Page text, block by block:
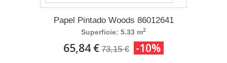
Papel Pintado Woods 86012641
Superficie: 5.33 m2
65,84 € 73,15 € -10%